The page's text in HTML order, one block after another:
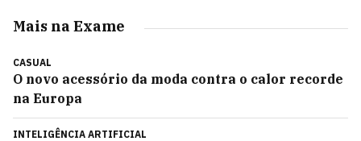
Mais na Exame
CASUAL
O novo acessório da moda contra o calor recorde
na Europa
INTELIGÊNCIA ARTIFICIAL